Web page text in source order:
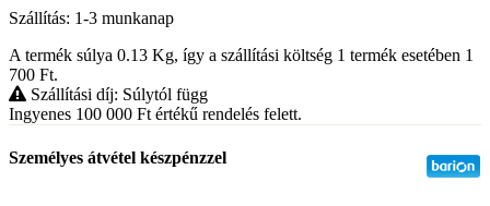
Szállítás: 1-3 munkanap
A termék súlya 0.13 Kg, így a szállítási költség 1 termék esetében 1
700 Ft.
Szállítási díj: Súlytól függ
Ingyenes 100 000 Ft értékű rendelés felett.
Személyes átvétel készpénzzel